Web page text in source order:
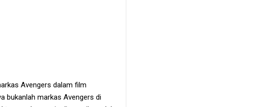
Avengers dalam film
bukanlah markas Avengers di